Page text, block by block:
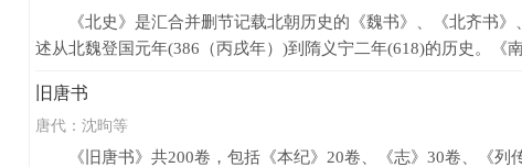
《北史》是汇合并删节记载北朝历史的《魏书》、《北齐书》
述从北魏登国元年(386（丙戌年）)到隋义宁二年(618)的历史。《
旧唐书
唐代： 沈昫等
《旧唐书》共200卷，包括《本纪》20卷、《志》30卷、《列